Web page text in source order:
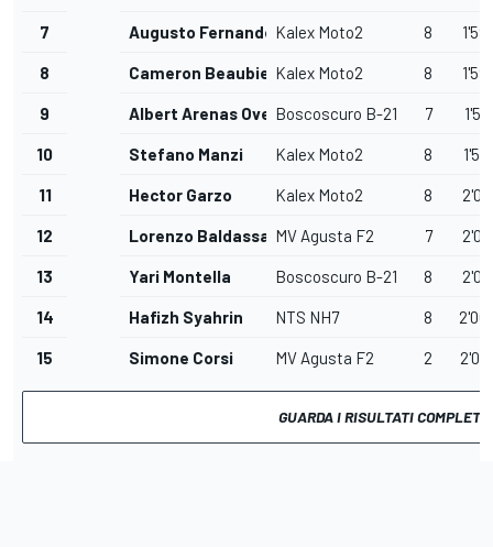
7 Augusto FernandezKalex Moto2 8
8 Cameron Beaubier Kalex Moto2 8
9 Albert Arenas OvejeroBoscoscuro B-21 7
10 Stefano Manzi Kalex Moto2 8
11 Hector Garzo Kalex Moto2 8
12 Lorenzo BaldassarriMV Agusta F2 7
13 Yari Montella Boscoscuro B-21 8
14 Hafizh Syahrin NTS NH7 8
15 Simone Corsi MV Agusta F2 2
GUARDA I RISULTATI COMPLETI